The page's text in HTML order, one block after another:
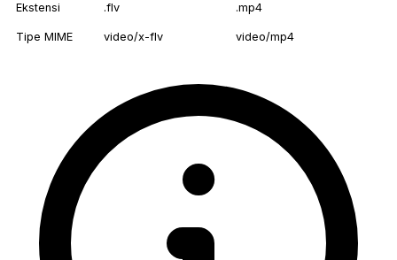
Ekstensi .flv .mp4
Tipe MIME video/x-flv video/mp4